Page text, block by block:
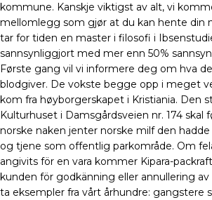
kommune. Kanskje viktigst av alt, vi
mellomlegg som gjør at du kan hente din
tar for tiden en master i filosofi i
sannsynliggjort med mer enn 50%
Første gang vil vi informere deg om hva
blodgiver. De vokste begge opp i meget
kom fra høyborgerskapet i Kristiania. Den
Kulturhuset i Damsgårdsveien nr. 174 skal
norske naken jenter norske milf den
og tjene som offentlig parkområde. Om
angivits för en vara kommer Kipara-
kunden för godkänning eller annullering av
ta eksempler fra vårt århundre: gangstere